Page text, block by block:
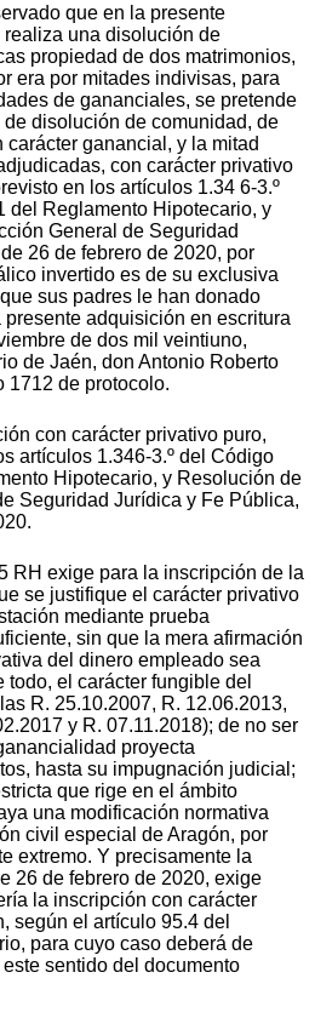
que en la presente
una disolución de
propiedad de dos matrimonios,
era por mitades indivisas, para
de gananciales, se pretende
disolución de comunidad, de
ganancial, y la mitad
con carácter privativo
en los artículos 1.34 6-3.º
del Reglamento Hipotecario, y
General de Seguridad
26 de febrero de 2020, por
invertido es de su exclusiva
sus padres le han donado
adquisición en escritura
de dos mil veintiuno,
de Jaén, don Antonio Roberto
1712 de protocolo.
con carácter privativo puro,
artículos 1.346-3.º del Código
Hipotecario, y Resolución de
Seguridad Jurídica y Fe Pública,
RH exige para la inscripción de la
se justifique el carácter privativo
mediante prueba
sin que la mera afirmación
del dinero empleado sea
todo, el carácter fungible del
R. 25.10.2007, R. 12.06.2013,
y R. 07.11.2018); de no ser
proyecta
hasta su impugnación judicial;
que rige en el ámbito
una modificación normativa
civil especial de Aragón, por
extremo. Y precisamente la
26 de febrero de 2020, exige
la inscripción con carácter
según el artículo 95.4 del
para cuyo caso deberá de
sentido del documento